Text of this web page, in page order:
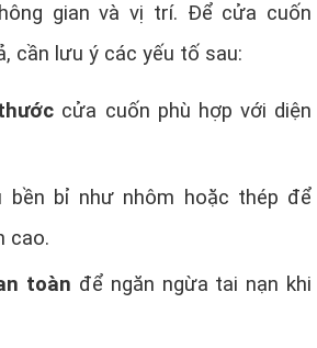
gian và vị trí. Để cửa cuốn
cần lưu ý các yếu tố sau:
cửa cuốn phù hợp với diện
bền bỉ như nhôm hoặc thép để
cao.
toàn để ngăn ngừa tai nạn khi